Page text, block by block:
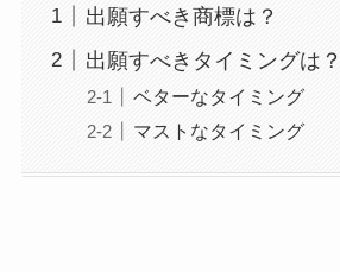
出願すべき商標は？
出願すべきタイミングは？
ベターなタイミング
マストなタイミング